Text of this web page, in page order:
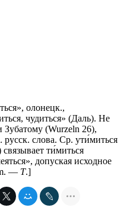
олонецк.,
чудиться» (Даль). Не
Зубатому (Wurzeln 26),
слова. Ср. ути́миться
ти́миться
допуская исходное
— Т.]